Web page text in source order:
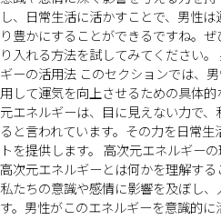
し、日常生活に活かすことで、男性
り豊かにすることができるですね。
り入れる方法を試してみてください
ギーの活用法 このセクションでは、
用して運気を向上させるための具体
元エネルギーは、目に見えない力で、
ると言われています。その力を日常
トを提供します。 高次元エネルギーの
高次元エネルギーとは何かを理解する
私たちの意識や感情に影響を及ぼし
す。男性がこのエネルギーを意識的